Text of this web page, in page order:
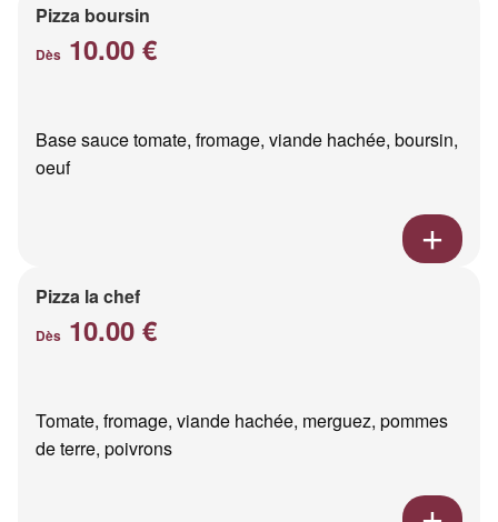
Pizza boursin
Dès 10.00 €
Base sauce tomate, fromage, viande hachée, boursin,
oeuf
Pizza la chef
Dès 10.00 €
Tomate, fromage, viande hachée, merguez, pommes
de terre, poivrons